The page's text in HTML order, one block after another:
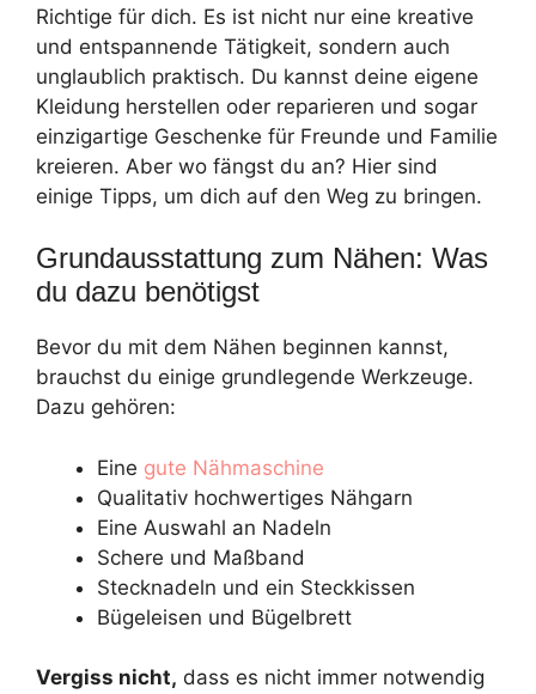
Richtige für dich. Es ist nicht nur eine kreative
und entspannende Tätigkeit, sondern auch
unglaublich praktisch. Du kannst deine eigene
Kleidung herstellen oder reparieren und sogar
einzigartige Geschenke für Freunde und Familie
kreieren. Aber wo fängst du an? Hier sind
einige Tipps, um dich auf den Weg zu bringen.
Grundausstattung zum Nähen: Was
du dazu benötigst
Bevor du mit dem Nähen beginnen kannst,
brauchst du einige grundlegende Werkzeuge.
Dazu gehören:
Eine gute Nähmaschine
Qualitativ hochwertiges Nähgarn
Eine Auswahl an Nadeln
Schere und Maßband
Stecknadeln und ein Steckkissen
Bügeleisen und Bügelbrett
Vergiss nicht, dass es nicht immer notwendig